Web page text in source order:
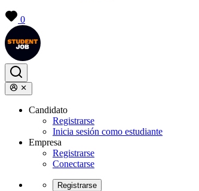
0
Candidato
Registrarse
Inicia sesión como estudiante
Empresa
Registrarse
Conectarse
Registrarse